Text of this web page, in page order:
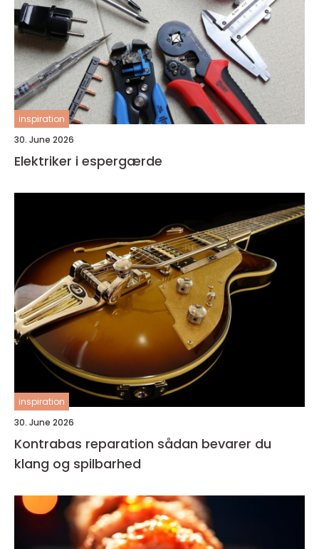
inspiration
30. June 2026
Elektriker i espergærde
inspiration
30. June 2026
Kontrabas reparation sådan bevarer du
klang og spilbarhed